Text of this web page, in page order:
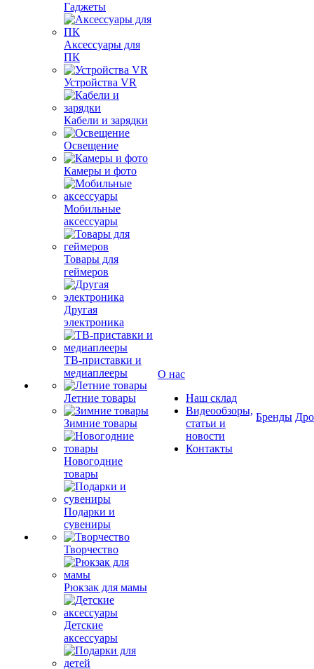
Гаджеты
Аксессуары для
ПК
Устройства VR
Кабели и зарядки
Освещение
Камеры и фото
Мобильные
аксессуары
Товары для
геймеров
Другая
электроника
ТВ-приставки и
медиаплееры
Летние товары
Зимние товары
Новогодние
товары
Подарки и
сувениры
Творчество
Рюкзак для мамы
Детские
аксессуары
О нас
Наш склад
Видеообзоры,
статьи и
новости
Контакты
Бренды